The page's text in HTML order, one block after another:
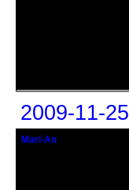
2009-11-
Mari-An